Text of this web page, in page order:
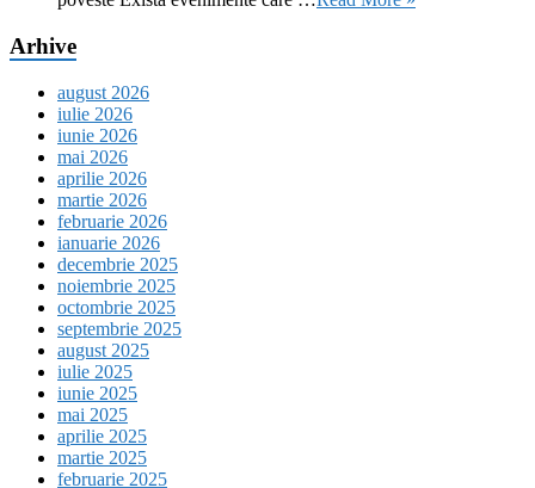
Arhive
august 2026
iulie 2026
iunie 2026
mai 2026
aprilie 2026
martie 2026
februarie 2026
ianuarie 2026
decembrie 2025
noiembrie 2025
octombrie 2025
septembrie 2025
august 2025
iulie 2025
iunie 2025
mai 2025
aprilie 2025
martie 2025
februarie 2025